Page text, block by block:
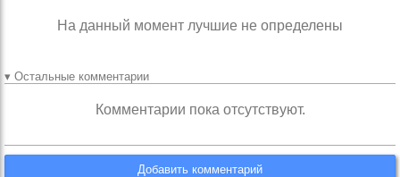
На данный момент лучшие не определены
▾ Остальные комментарии
Комментарии пока отсутствуют.
Добавить комментарий